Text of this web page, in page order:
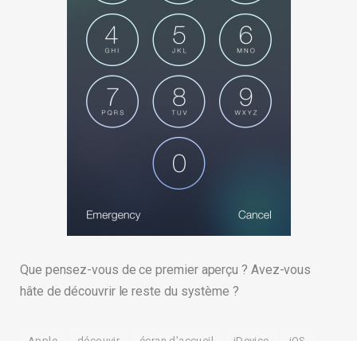
Que pensez-vous de ce premier aperçu ? Avez-vous
hâte de découvrir le reste du système ?